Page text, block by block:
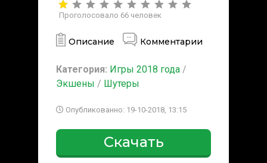
Проголосовало 66 человек
Описание Комментарии
Категория: Игры 2018 года /
Экшены / Шутеры
Опубликованно: 19-10-2018, 13:15
Скачать